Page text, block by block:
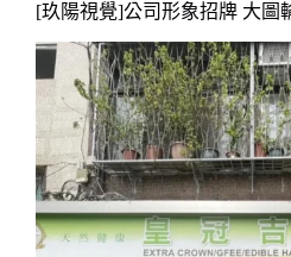
[玖陽視覺]公司形象招牌 大圖